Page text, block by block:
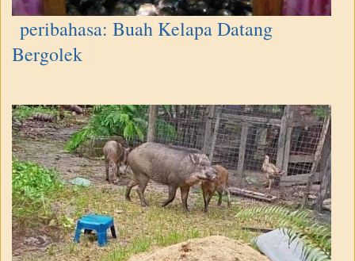
peribahasa: Buah Kelapa Datang
Bergolek